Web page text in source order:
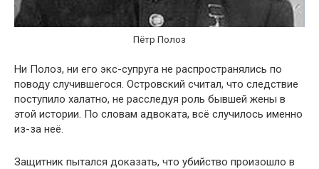
Пётр Полоз
Ни Полоз, ни его экс-супруга не распространялись по
поводу случившегося. Островский считал, что следствие
поступило халатно, не расследуя роль бывшей жены в
этой истории. По словам адвоката, всё случилось именно
из-за неё.
Защитник пытался доказать, что убийство произошло в